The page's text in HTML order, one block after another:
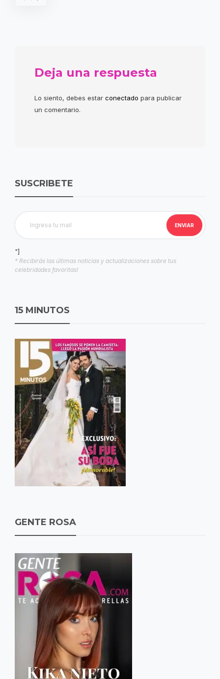
Deja una respuesta
Lo siento, debes estar conectado para publicar
un comentario.
SUSCRIBETE
"]
* Recibirás las últimas noticias y actualizaciones sobre tus
celebridades favoritas!
15 MINUTOS
GENTE ROSA